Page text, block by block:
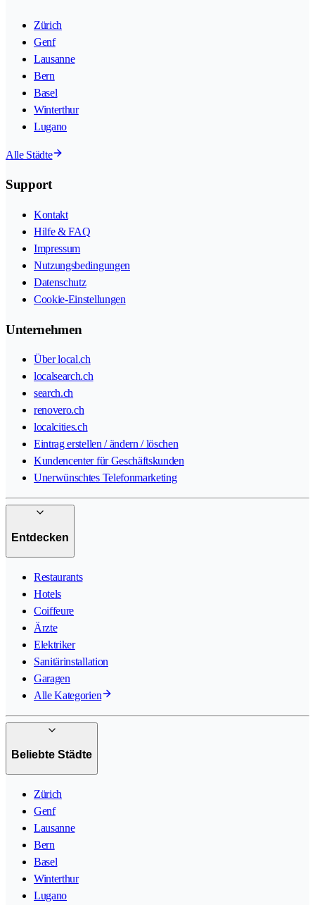
Zürich
Genf
Lausanne
Bern
Basel
Winterthur
Lugano
Alle Städte
Support
Kontakt
Hilfe & FAQ
Impressum
Nutzungsbedingungen
Datenschutz
Cookie-Einstellungen
Unternehmen
Über local.ch
localsearch.ch
search.ch
renovero.ch
localcities.ch
Eintrag erstellen / ändern / löschen
Kundencenter für Geschäftskunden
Unerwünschtes Telefonmarketing
Entdecken
Restaurants
Hotels
Coiffeure
Ärzte
Elektriker
Sanitärinstallation
Garagen
Alle Kategorien
Beliebte Städte
Zürich
Genf
Lausanne
Bern
Basel
Winterthur
Lugano